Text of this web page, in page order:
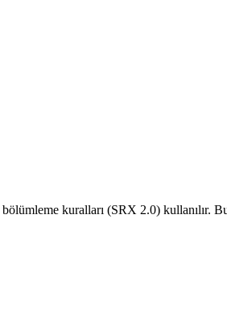
kuralları (SRX 2.0) kullanılır.